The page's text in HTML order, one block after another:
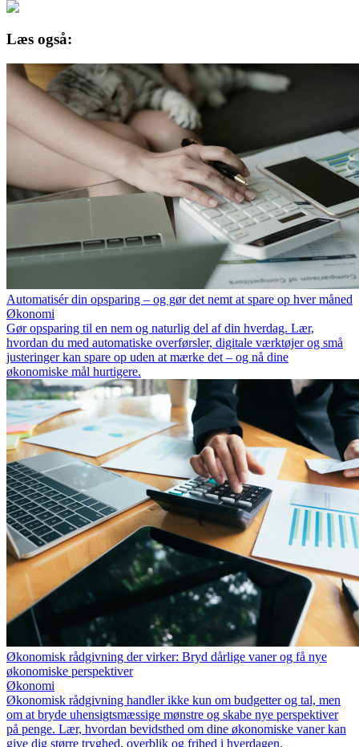
Læs også:
Automatisér din opsparing – og gør det nemt at spare op hver måned
Økonomi
Gør opsparing til en nem og naturlig del af din hverdag. Lær,
hvordan du med automatiske overførsler, digitale værktøjer og små
justeringer kan spare op uden at mærke det – og nå dine
økonomiske mål hurtigere.
Økonomisk rådgivning der virker: Bryd dårlige vaner og få nye
økonomiske perspektiver
Økonomi
Økonomisk rådgivning handler ikke kun om budgetter og tal, men
om at bryde uhensigtsmæssige mønstre og skabe nye perspektiver
på penge. Lær, hvordan bevidsthed om dine økonomiske vaner kan
give dig større tryghed, overblik og frihed i hverdagen.